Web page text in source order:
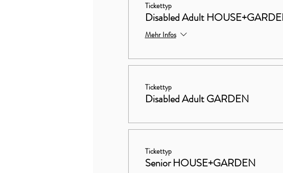
Tickettyp
Disabled Adult
Mehr Infos
Tickettyp
Disabled Adult GARDEN
Tickettyp
Senior HOUSE+GARDEN